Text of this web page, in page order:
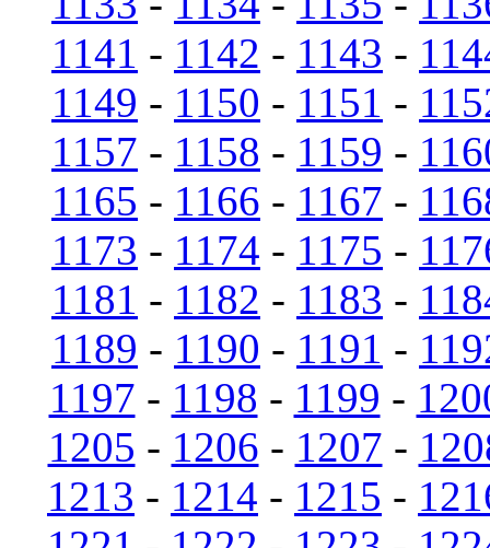
1141 - 1142 - 1143 -
1149 - 1150 - 1151 -
1157 - 1158 - 1159 -
1165 - 1166 - 1167 -
1173 - 1174 - 1175 -
1181 - 1182 - 1183 -
1189 - 1190 - 1191 -
1197 - 1198 - 1199 -
1205 - 1206 - 1207 -
1213 - 1214 - 1215 -